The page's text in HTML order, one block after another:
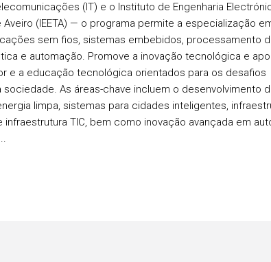
(IT) e o Instituto de Engenharia
(IEETA) — o programa permite a especialização
sem fios, sistemas embebidos, processamento
e automação. Promove a inovação tecnológica e
e a educação tecnológica orientados para os desafios
sociedade. As áreas-chave incluem o desenvolvimento
limpa, sistemas para cidades inteligentes,
infraestrutura TIC, bem como inovação avançada em